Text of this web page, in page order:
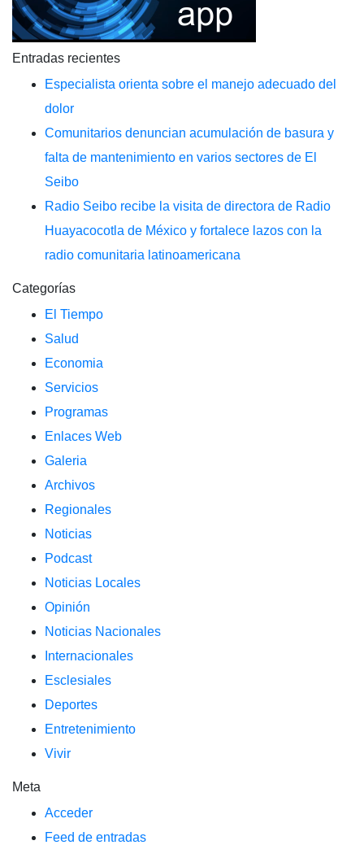
Entradas recientes
Especialista orienta sobre el manejo adecuado del
dolor
Comunitarios denuncian acumulación de basura y
falta de mantenimiento en varios sectores de El
Seibo
Radio Seibo recibe la visita de directora de Radio
Huayacocotla de México y fortalece lazos con la
radio comunitaria latinoamericana
Categorías
El Tiempo
Salud
Economia
Servicios
Programas
Enlaces Web
Galeria
Archivos
Regionales
Noticias
Podcast
Noticias Locales
Opinión
Noticias Nacionales
Internacionales
Esclesiales
Deportes
Entretenimiento
Vivir
Meta
Acceder
Feed de entradas